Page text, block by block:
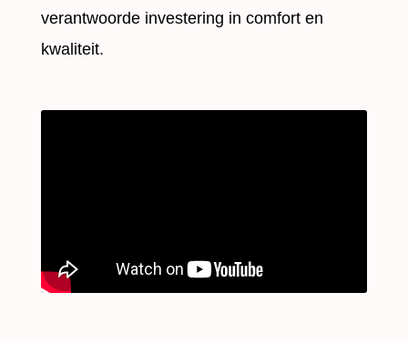
verantwoorde investering in comfort en
kwaliteit.